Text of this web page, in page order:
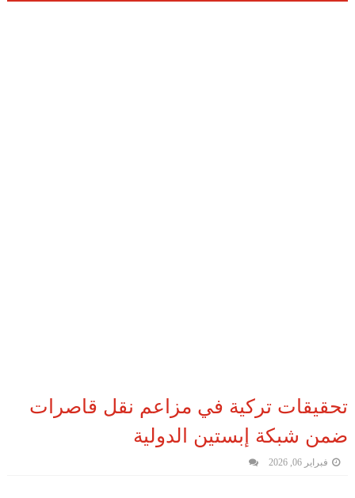
تحقيقات تركية في مزاعم نقل قاصرات
ضمن شبكة إبستين الدولية
فبراير 06, 2026